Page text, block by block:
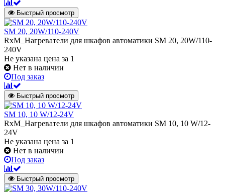
Быстрый просмотр
SМ 20, 20W/110-240V
RxM_Нагреватели для шкафов автоматики SМ 20, 20W/110-
240V
Не указана цена за 1
Нет в наличии
Под заказ
Быстрый просмотр
SM 10, 10 W/12-24V
RxM_Нагреватели для шкафов автоматики SM 10, 10 W/12-
24V
Не указана цена за 1
Нет в наличии
Под заказ
Быстрый просмотр